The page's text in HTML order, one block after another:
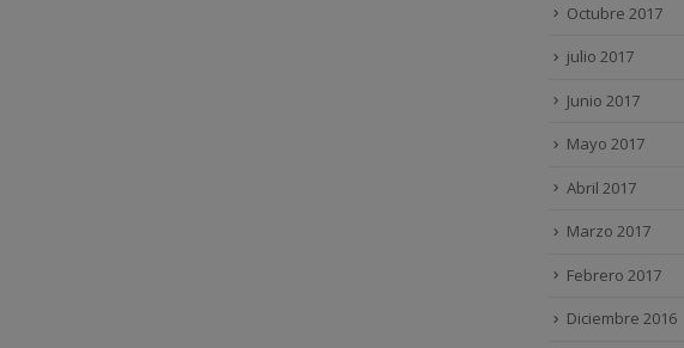
Octubre 2017
julio 2017
Junio 2017
Mayo 2017
Abril 2017
Marzo 2017
Febrero 2017
Diciembre 2016